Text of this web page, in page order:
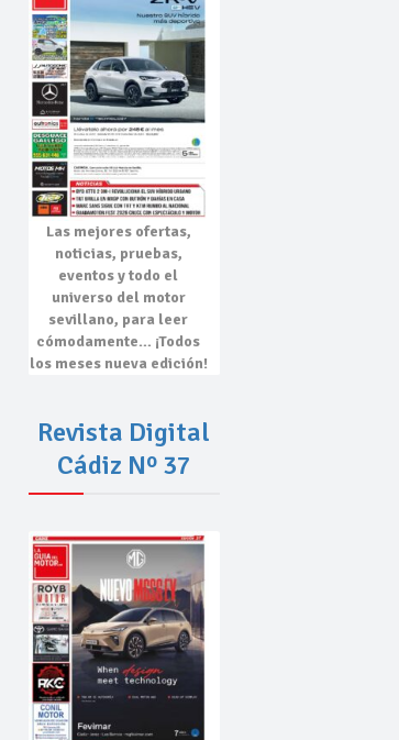
Las mejores ofertas,
noticias, pruebas,
eventosy todo el
universo del motor
sevillano, para leer
cómodamente… ¡Todos
los meses nueva edición!
Revista Digital
Cádiz Nº 37